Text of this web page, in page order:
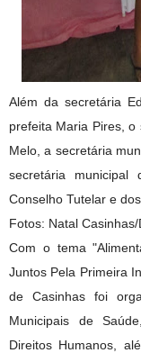
Além da secretária
prefeita Maria Pires, o
Melo, a secretária
secretária municipal
Conselho Tutelar e
Fotos: Natal
Com o tema
Juntos Pela Primeira
de Casinhas foi
Municipais de
Direitos Humanos,